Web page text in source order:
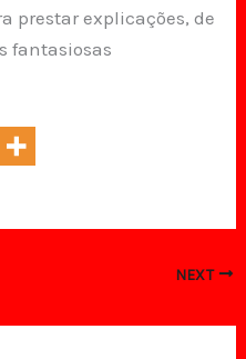
prestar explicações, de
fantasiosas
NEXT